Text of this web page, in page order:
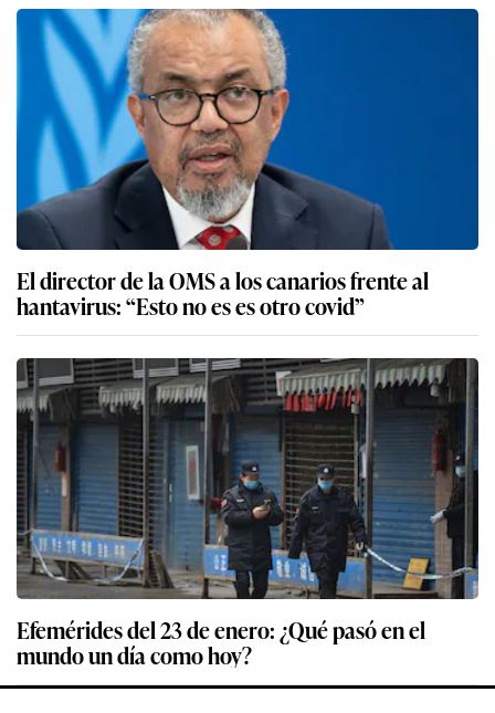
El director de la OMS a los canarios frente al
hantavirus: “Esto no es es otro covid”
Efemérides del 23 de enero: ¿Qué pasó en el
mundo un día como hoy?